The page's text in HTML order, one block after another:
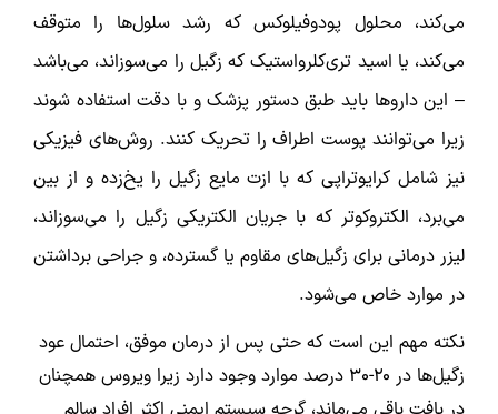
می‌کند، محلول پودوفیلوکس که رشد سلول‌ها را متوقف
می‌کند، یا اسید تری‌کلرواستیک که زگیل را می‌سوزاند، می‌باشد
– این داروها باید طبق دستور پزشک و با دقت استفاده شوند
زیرا می‌توانند پوست اطراف را تحریک کنند. روش‌های فیزیکی
نیز شامل کرایوتراپی که با ازت مایع زگیل را یخ‌زده و از بین
می‌برد، الکتروکوتر که با جریان الکتریکی زگیل را می‌سوزاند،
لیزر درمانی برای زگیل‌های مقاوم یا گسترده، و جراحی برداشتن
در موارد خاص می‌شود.
نکته مهم این است که حتی پس از درمان موفق، احتمال عود
زگیل‌ها در ۲۰-۳۰ درصد موارد وجود دارد زیرا ویروس همچنان